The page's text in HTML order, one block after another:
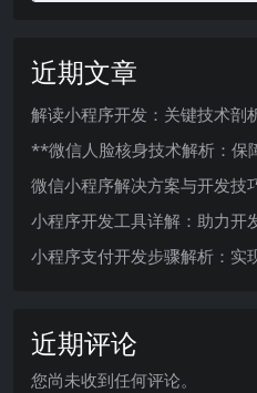
近期文章
解读小程序开发：关键技术剖
**微信人脸核身技术解析：保
微信小程序解决方案与开发技
小程序开发工具详解：助力开
小程序支付开发步骤解析：实
近期评论
您尚未收到任何评论。